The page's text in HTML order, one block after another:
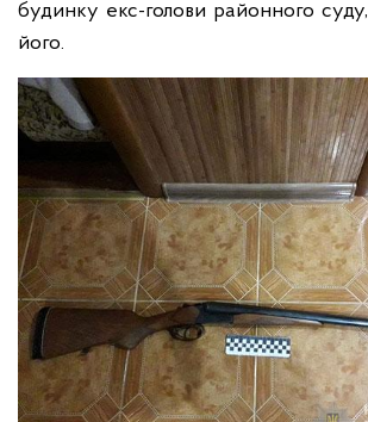
будинку екс-голови районного
його.